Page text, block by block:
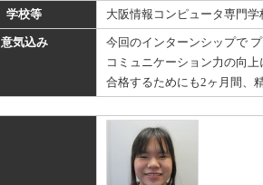
学校等 大阪情報コンピュータ専門学
意気込み
今回のインターンシップで
コミュニケーション力の向上
合格するためにも2ヶ月間、